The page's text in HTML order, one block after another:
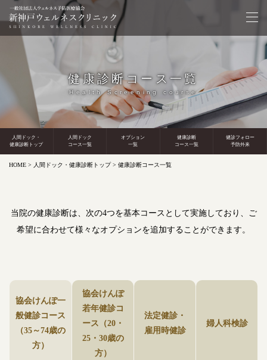
健康診断コース一覧
Health Screening course
人間ドック・
健康診断トップ
人間ドック
コース一覧
オプション
一覧
健康診断
コース一覧
健診フォロー
予防外来
HOME > 人間ドック・健康診断トップ> 健康診断コース一覧
当院の健康診断は、次の4つを基本コースとして実施しており、ご
希望に合わせて様々なオプションを追加することができます。
協会けんぽ一
般健診コース
（35～74歳の
方）
協会けんぽ
若年健診コ
ース（20・
25・30歳の
方）
法定健診・
雇用時健診
婦人科検診